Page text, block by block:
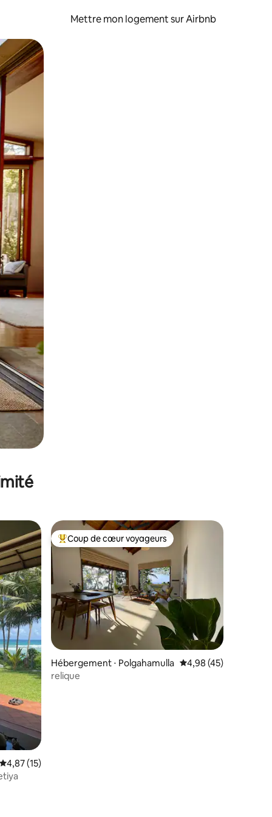
Mettre mon logement sur Airbnb
glisser.
Évaluation moyenne sur la base de 15 commentaires : 4,87 sur 5
4,87 (15)
Coups de cœur voyageurs les plus appréciés
Coup de cœur voyageurs
Hébergement ⋅ Polgahamulla Évaluation moyenne
4,98 (45)
relique